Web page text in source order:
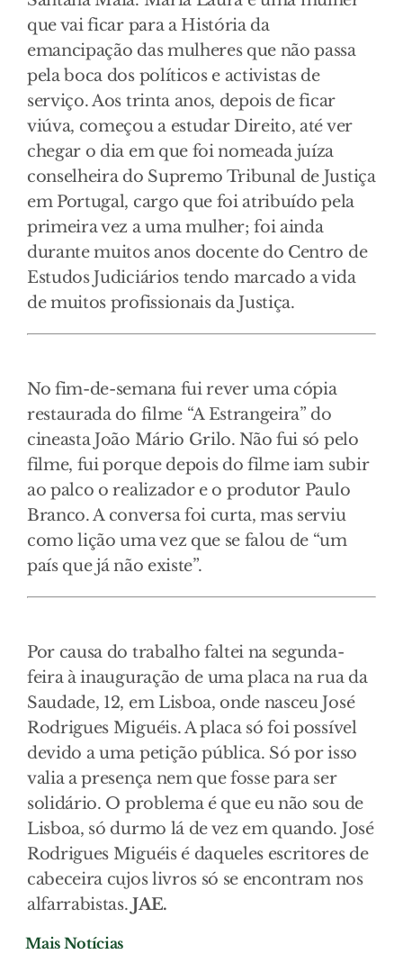
que vai ficar para a História da
emancipação das mulheres que não passa
pela boca dos políticos e activistas de
serviço. Aos trinta anos, depois de ficar
viúva, começou a estudar Direito, até ver
chegar o dia em que foi nomeada juíza
conselheira do Supremo Tribunal de Justiça
em Portugal, cargo que foi atribuído pela
primeira vez a uma mulher; foi ainda
durante muitos anos docente do Centro de
Estudos Judiciários tendo marcado a vida
de muitos profissionais da Justiça.
No fim-de-semana fui rever uma cópia
restaurada do filme “A Estrangeira” do
cineasta João Mário Grilo. Não fui só pelo
filme, fui porque depois do filme iam subir
ao palco o realizador e o produtor Paulo
Branco. A conversa foi curta, mas serviu
como lição uma vez que se falou de “um
país que já não existe”.
Por causa do trabalho faltei na segunda-
feira à inauguração de uma placa na rua da
Saudade, 12, em Lisboa, onde nasceu José
Rodrigues Miguéis. A placa só foi possível
devido a uma petição pública. Só por isso
valia a presença nem que fosse para ser
solidário. O problema é que eu não sou de
Lisboa, só durmo lá de vez em quando. José
Rodrigues Miguéis é daqueles escritores de
cabeceira cujos livros só se encontram nos
alfarrabistas.JAE.
Mais Notícias